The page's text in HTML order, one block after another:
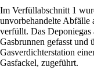
Im Verfüllabschnitt 1
unvorbehandelte Abfälle
verfüllt. Das
Gasbrunnen gefasst und
Gasverdichterstation
Gasfackel, zugeführt.